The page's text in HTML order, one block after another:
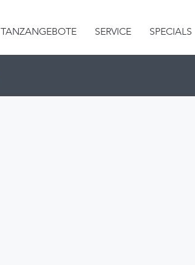
TANZANGEBOTE SERVICE SPECIALS